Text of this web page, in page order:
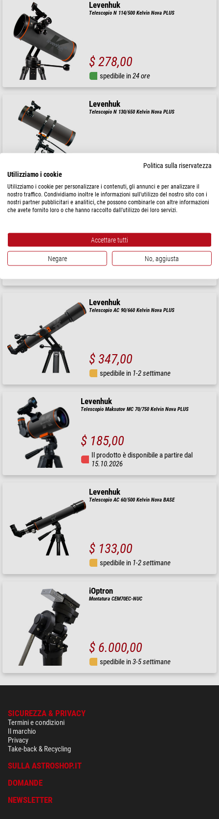
Levenhuk
Telescopio N 114/500 Kelvin Nova PLUS
$ 278,00
spedibile in24 ore
Levenhuk
Telescopio N 130/650 Kelvin Nova PLUS
Levenhuk
Telescopio AC 70/700 Kelvin Nova PLUS
$ 278,00
Levenhuk
Telescopio AC 90/660 Kelvin Nova PLUS
$ 347,00
spedibile in 1-2 settimane
Levenhuk
Telescopio Maksutov MC 70/750 Kelvin Nova PLUS
$ 185,00
Il prodotto è disponibile a partire dal
15.10.2026
Levenhuk
Telescopio AC 60/500 Kelvin Nova BASE
$ 133,00
spedibile in 1-2 settimane
iOptron
Montatura CEM70EC-NUC
$ 6.000,00
spedibile in3-5 settimane
SICUREZZA & PRIVACY
Termini e condizioni
Il marchio
Privacy
Take-back & Recycling
SULLA ASTROSHOP.IT
DOMANDE
NEWSLETTER
Politica sulla riservatezza
Utilizziamo i cookie
Utilizziamo i cookie per personalizzare i contenuti, gli annunci e per analizzare il
nostro traffico. Condividiamo inoltre le informazioni sull'utilizzo del nostro sito con i
nostri partner pubblicitari e analitici, che possono combinarle con altre informazioni
che avete fornito loro o che hanno raccolto dall'utilizzo dei loro servizi.
Accettare tutti
Negare No, aggiusta